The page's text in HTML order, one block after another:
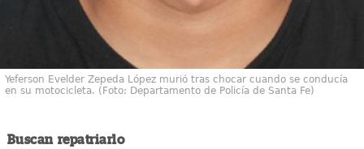
Yeferson Evelder Zepeda López murió tras chocar cuando se conducía
en su motocicleta. (Foto: Departamento de Policía de Santa Fe)
Buscan repatriarlo